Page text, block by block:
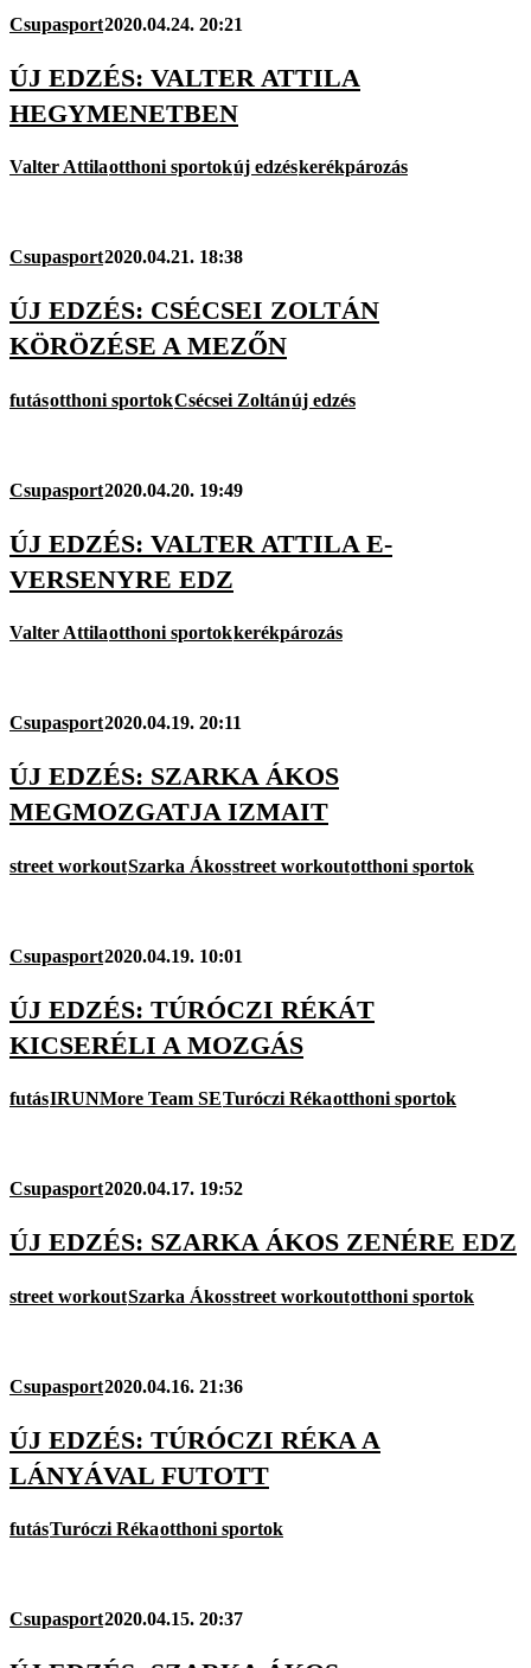
Csupasport2020.04.24. 20:21
ÚJ EDZÉS: VALTER ATTILA
HEGYMENETBEN
Valter Attilaotthoni sportokúj edzéskerékpározás
Csupasport2020.04.21. 18:38
ÚJ EDZÉS: CSÉCSEI ZOLTÁN
KÖRÖZÉSE A MEZŐN
futásotthoni sportokCsécsei Zoltánúj edzés
Csupasport2020.04.20. 19:49
ÚJ EDZÉS: VALTER ATTILA E-
VERSENYRE EDZ
Valter Attilaotthoni sportokkerékpározás
Csupasport2020.04.19. 20:11
ÚJ EDZÉS: SZARKA ÁKOS
MEGMOZGATJA IZMAIT
street workoutSzarka Ákosstreet workoutotthoni sportok
Csupasport2020.04.19. 10:01
ÚJ EDZÉS: TÚRÓCZI RÉKÁT
KICSERÉLI A MOZGÁS
futásIRUNMore Team SETuróczi Rékaotthoni sportok
Csupasport2020.04.17. 19:52
ÚJ EDZÉS: SZARKA ÁKOS ZENÉRE EDZ
street workoutSzarka Ákosstreet workoutotthoni sportok
Csupasport2020.04.16. 21:36
ÚJ EDZÉS: TÚRÓCZI RÉKA A
LÁNYÁVAL FUTOTT
futásTuróczi Rékaotthoni sportok
Csupasport2020.04.15. 20:37